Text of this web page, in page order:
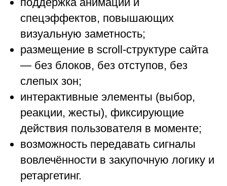
спецэффектов, повышающих
визуальную заметность;
размещение в scroll-структуре сайта
— без блоков, без отступов, без
слепых зон;
интерактивные элементы (выбор,
реакции, жесты), фиксирующие
действия пользователя в моменте;
возможность передавать сигналы
вовлечённости в закупочную логику и
ретаргетинг.